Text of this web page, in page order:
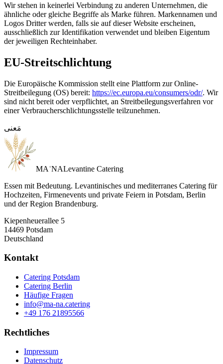
Wir stehen in keinerlei Verbindung zu anderen Unternehmen, die
ähnliche oder gleiche Begriffe als Marke führen. Markennamen und
Logos Dritter werden, falls sie auf dieser Website erscheinen,
ausschließlich zur Identifikation verwendet und bleiben Eigentum
der jeweiligen Rechteinhaber.
EU-Streitschlichtung
Die Europäische Kommission stellt eine Plattform zur Online-
Streitbeilegung (OS) bereit: https://ec.europa.eu/consumers/odr/. Wir
sind nicht bereit oder verpflichtet, an Streitbeilegungsverfahren vor
einer Verbraucherschlichtungsstelle teilzunehmen.
مَعنى
MA ʿNALevantine Catering
Essen mit Bedeutung. Levantinisches und mediterranes Catering für
Hochzeiten, Firmenevents und private Feiern in Potsdam, Berlin
und der Region Brandenburg.
Kiepenheuerallee 5
14469 Potsdam
Deutschland
Kontakt
Catering Potsdam
Catering Berlin
Häufige Fragen
info@ma-na.catering
+49 176 21895566
Rechtliches
Impressum
Datenschutz